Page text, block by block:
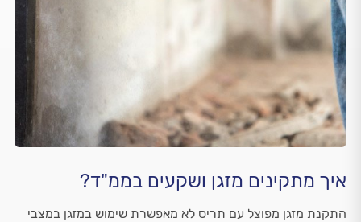
איך מתקינים מזגן ושקעים בממ"ד?
התקנת מזגן מפוצל עם תריס לא מאפשרת שימוש במזגן במצבי